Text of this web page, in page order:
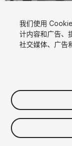
$10
增值税将在结算时计算
我们使用
计内容和广告、
社交媒体、广告